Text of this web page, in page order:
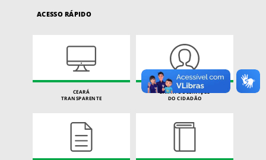
ACESSO RÁPIDO
CEARÁ
TRANSPARENTE
CARTA DE SERVIÇOS
DO CIDADÃO